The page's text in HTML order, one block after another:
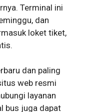
Terminal ini
dan
loket tiket,
dan paling
web resmi
layanan
bus juga dapat